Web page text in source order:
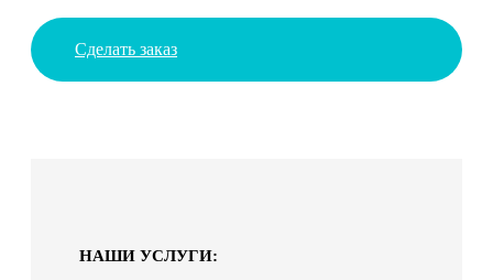
Сделать заказ
НАШИ УСЛУГИ: